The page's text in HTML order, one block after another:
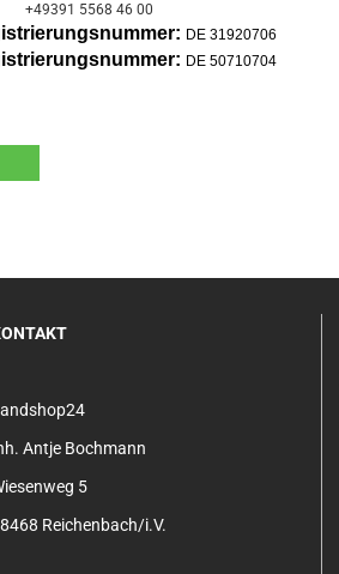
+49391 5568 46 00
DE 31920706
DE 50710704
Antje Bochmann
5
Reichenbach/i.V.